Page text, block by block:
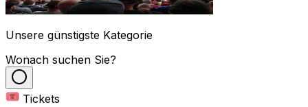
Unsere günstigste Kategorie
Wonach suchen Sie?
Tickets